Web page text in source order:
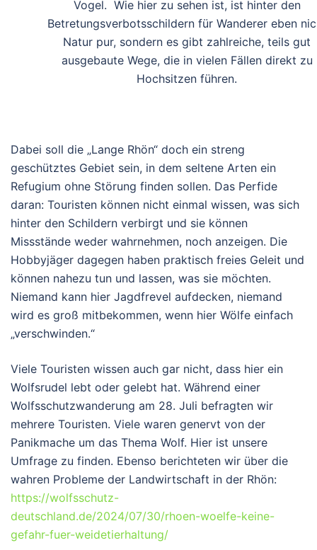
Vogel. Wie hier zu sehen ist, ist hinter den
Betretungsverbotsschildern für Wanderer eben
Natur pur, sondern es gibt zahlreiche, teils gut
ausgebaute Wege, die in vielen Fällen direkt zu
Hochsitzen führen.
Dabei soll die „Lange Rhön“ doch ein streng
geschütztes Gebiet sein, in dem seltene Arten ein
Refugium ohne Störung finden sollen. Das Perfide
daran: Touristen können nicht einmal wissen, was sich
hinter den Schildern verbirgt und sie können
Missstände weder wahrnehmen, noch anzeigen. Die
Hobbyjäger dagegen haben praktisch freies Geleit und
können nahezu tun und lassen, was sie möchten.
Niemand kann hier Jagdfrevel aufdecken, niemand
wird es groß mitbekommen, wenn hier Wölfe einfach
„verschwinden.“
Viele Touristen wissen auch gar nicht, dass hier ein
Wolfsrudel lebt oder gelebt hat. Während einer
Wolfsschutzwanderung am 28. Juli befragten wir
mehrere Touristen. Viele waren genervt von der
Panikmache um das Thema Wolf. Hier ist unsere
Umfrage zu finden. Ebenso berichteten wir über die
wahren Probleme der Landwirtschaft in der Rhön:
https://wolfsschutz-
deutschland.de/2024/07/30/rhoen-woelfe-keine-
gefahr-fuer-weidetierhaltung/